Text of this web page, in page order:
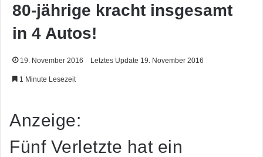
80-jährige kracht insgesamt
in 4 Autos!
19. November 2016 Letztes Update 19. November 2016
1 Minute Lesezeit
Anzeige:
Fünf Verletzte hat ein